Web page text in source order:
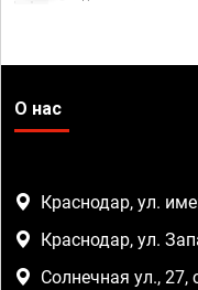
О нас
Краснодар, ул.
Краснодар, ул.
Солнечная ул., 27,